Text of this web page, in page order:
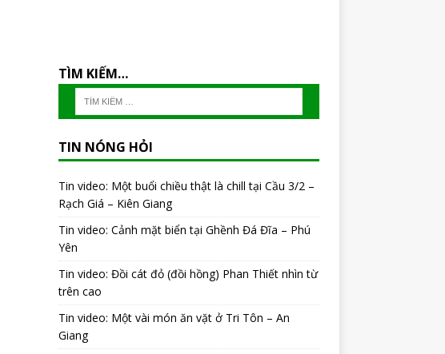
TÌM KIẾM…
TIN NÓNG HỎI
Tin video: Một buổi chiều thật là chill tại Cầu 3/2 –
Rạch Giá – Kiên Giang
Tin video: Cảnh mặt biển tại Ghềnh Đá Đĩa – Phú
Yên
Tin video: Đồi cát đỏ (đồi hồng) Phan Thiết nhìn từ
trên cao
Tin video: Một vài món ăn vặt ở Tri Tôn – An
Giang